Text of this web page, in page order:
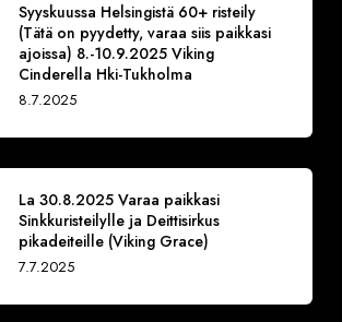
Syyskuussa Helsingistä 60+ risteily
(Tätä on pyydetty, varaa siis paikkasi
ajoissa) 8.-10.9.2025 Viking
Cinderella Hki-Tukholma
8.7.2025
La 30.8.2025 Varaa paikkasi
Sinkkuristeilylle ja Deittisirkus
pikadeiteille (Viking Grace)
7.7.2025